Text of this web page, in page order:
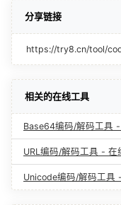
分享链接
https://try8.cn/tool/
相关的在线工具
Base64编码/解码工具
URL编码/解码工具 - 在
Unicode编码/解码工具